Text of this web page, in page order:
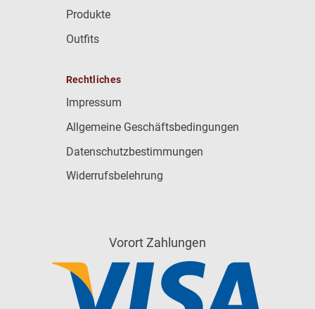
Produkte
Outfits
Rechtliches
Impressum
Allgemeine Geschäftsbedingungen
Datenschutzbestimmungen
Widerrufsbelehrung
Vorort Zahlungen